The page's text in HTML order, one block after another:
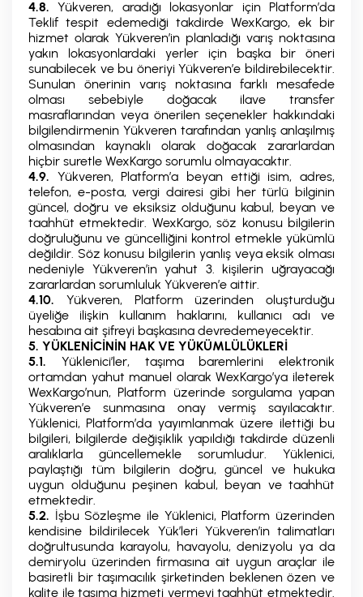
4.8. Yükveren, aradığı lokasyonlar için Platform’da
Teklif tespit edemediği takdirde WexKargo, ek bir
hizmet olarak Yükveren’in planladığı varış noktasına
yakın lokasyonlardaki yerler için başka bir öneri
sunabilecek ve bu öneriyi Yükveren’e bildirebilecektir.
Sunulan önerinin varış noktasına farklı mesafede
olması sebebiyle doğacak ilave transfer
masraflarından veya önerilen seçenekler hakkındaki
bilgilendirmenin Yükveren tarafından yanlış anlaşılmış
olmasından kaynaklı olarak doğacak zararlardan
hiçbir suretle WexKargo sorumlu olmayacaktır.
4.9. Yükveren, Platform’a beyan ettiği isim, adres,
telefon, e-posta, vergi dairesi gibi her türlü bilginin
güncel, doğru ve eksiksiz olduğunu kabul, beyan ve
taahhüt etmektedir. WexKargo, söz konusu bilgilerin
doğruluğunu ve güncelliğini kontrol etmekle yükümlü
değildir. Söz konusu bilgilerin yanlış veya eksik olması
nedeniyle Yükveren’in yahut 3. kişilerin uğrayacağı
zararlardan sorumluluk Yükveren’e aittir.
4.10. Yükveren, Platform üzerinden oluşturduğu
üyeliğe ilişkin kullanım haklarını, kullanıcı adı ve
hesabına ait şifreyi başkasına devredemeyecektir.
5. YÜKLENİCİNİN HAK VE YÜKÜMLÜLÜKLERİ
5.1. Yüklenici’ler, taşıma baremlerini elektronik
ortamdan yahut manuel olarak WexKargo’ya ileterek
WexKargo’nun, Platform üzerinde sorgulama yapan
Yükveren’e sunmasına onay vermiş sayılacaktır.
Yüklenici, Platform’da yayımlanmak üzere ilettiği bu
bilgileri, bilgilerde değişiklik yapıldığı takdirde düzenli
aralıklarla güncellemekle sorumludur. Yüklenici,
paylaştığı tüm bilgilerin doğru, güncel ve hukuka
uygun olduğunu peşinen kabul, beyan ve taahhüt
etmektedir.
5.2. İşbu Sözleşme ile Yüklenici, Platform üzerinden
kendisine bildirilecek Yük’leri Yükveren’in talimatları
doğrultusunda karayolu, havayolu, denizyolu ya da
demiryolu üzerinden firmasına ait uygun araçlar ile
basiretli bir taşımacılık şirketinden beklenen özen ve
kalite ile taşıma hizmeti vermeyi taahhüt etmektedir.